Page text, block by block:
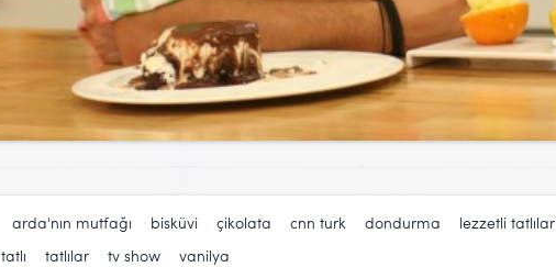
arda'nın mutfağı bisküvi çikolata cnn turk dondurma lezzetli tatlılar
tatlı tatlılar tv show vanilya